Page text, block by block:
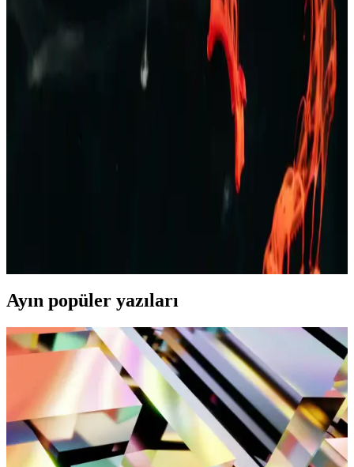
TAMPAP erkek baskılı kısa kollu pijama takımı, hafif, nefes alabilir
pamuklu kumaşı ve şık tasarımıyla yaz aylarına uygun konfor sağlar.
Erkek Bej Rengi Ceketler: Çok Yönlü ve Şık Giyim
Seçenekleri Rehberi
Bej rengi erkek ceketler, çok yönlülüğü ve şıklığıyla her sezon ve
ortamda tercih edilir. Farklı modeller ve kombinasyon önerileriyle
Erkek Kot Şort Modası 2023: Yaz Aylarında Şık ve
Yaz aylarında rahat ve şık kalmak isteyen erkekler için kot şortlar,
farklı kesim ve renk seçenekleriyle ideal tercih. Günlük, spor ve
resmi olmayan ortamlar için uygun modellerle tarzınızı yansıtın.
Ayın popüler yazıları